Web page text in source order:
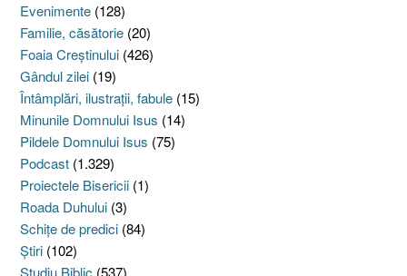
Evenimente (128)
Familie, căsătorie (20)
Foaia Creştinului (426)
Gândul zilei (19)
Întâmplări, ilustraţii, fabule (15)
Minunile Domnului Isus (14)
Pildele Domnului Isus (75)
Podcast (1.329)
Proiectele Bisericii (1)
Roada Duhului (3)
Schiţe de predici (84)
Ştiri (102)
Studiu Biblic (537)